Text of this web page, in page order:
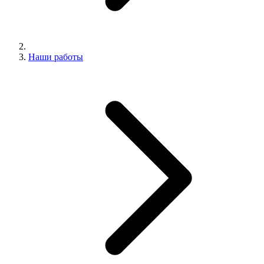
Наши работы